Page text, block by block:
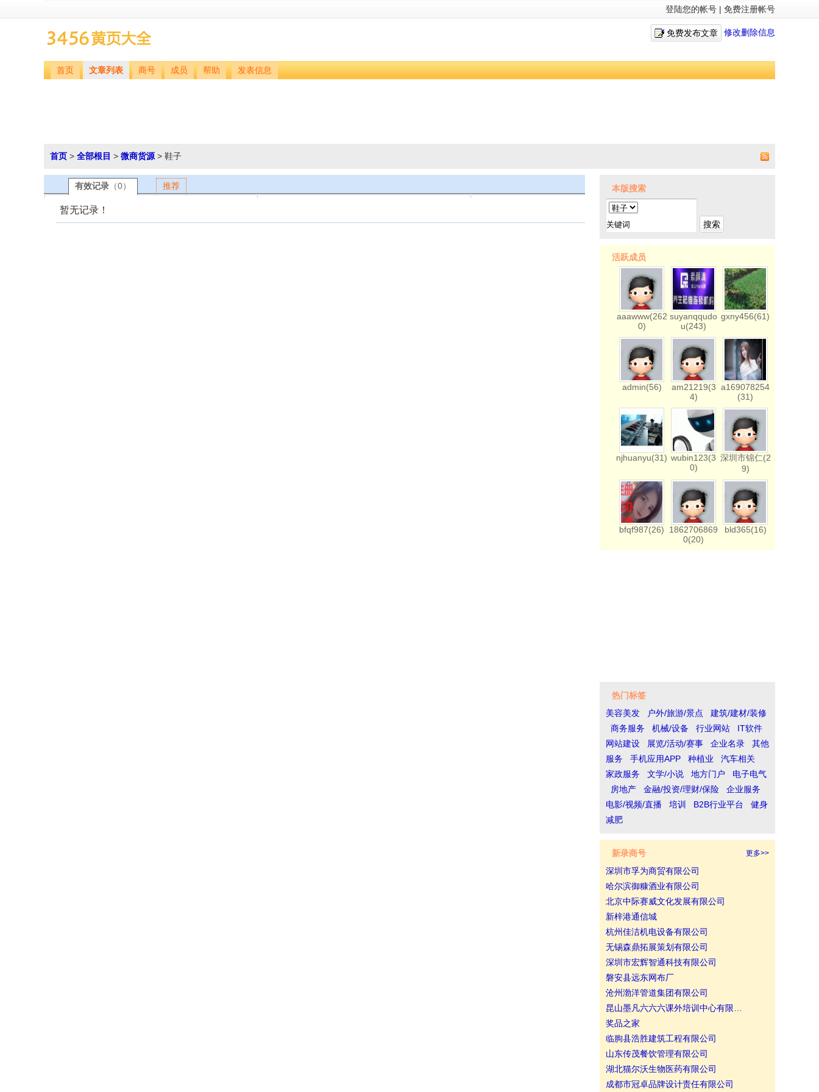
登陆您的帐号 | 免费注册帐号
免费发布文章 修改删除信息
首页 文章列表 商号 成员 帮助 发表信息
首页 > 全部根目 > 微商货源 > 鞋子
有效记录 （0） 推荐
暂无记录！
本版搜索
搜索
活跃成员
aaawww(262
0)
suyanqqudo
u(243)
gxny456(61)
admin(56)
am21219(3
4)
a169078254
(31)
njhuanyu(31) wubin123(3
0)
深圳市锦仁(2
9)
bfqf987(26)
1862706869
0(20)
bld365(16)
热门标签
美容美发
户外/旅游/景点
建筑/建材/装修
商务服务
机械/设备 行业网站
IT软件
网站建设
展览/活动/赛事 企业名录
其他
服务
手机应用APP 种植业
汽车相关
家政服务
文学/小说 地方门户
电子电气
房地产
金融/投资/理财/保险
企业服务
电影/视频/直播
培训 B2B行业平台
健身
减肥
更多>>
新录商号
深圳市孚为商贸有限公司
哈尔滨御糠酒业有限公司
北京中际赛威文化发展有限公司
新梓港通信城
杭州佳洁机电设备有限公司
无锡森鼎拓展策划有限公司
深圳市宏辉智通科技有限公司
磐安县远东网布厂
沧州渤洋管道集团有限公司
昆山墨凡六六六课外培训中心有限…
奖品之家
临朐县浩胜建筑工程有限公司
山东传茂餐饮管理有限公司
湖北猫尔沃生物医药有限公司
成都市冠卓品牌设计责任有限公司